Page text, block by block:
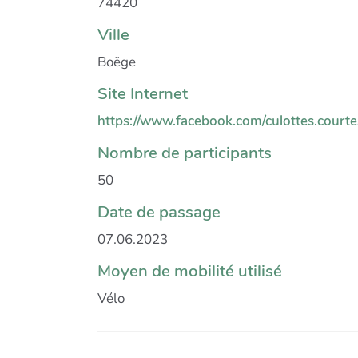
Ville
Boëge
Site Internet
https://www.facebook.com/
Nombre de participants
50
Date de passage
07.06.2023
Moyen de mobilité utilisé
Vélo